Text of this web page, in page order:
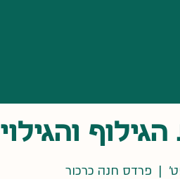
והגילוי
  |
פרדס חנה כרכור